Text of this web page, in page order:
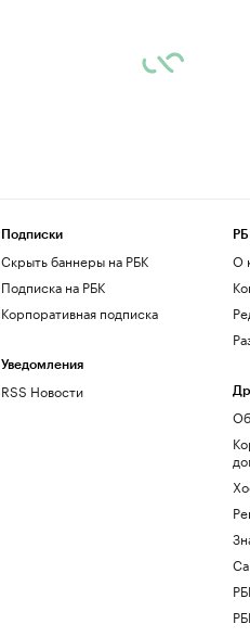
Подписки
Скрыть баннеры на РБК
Подписка на РБК
Корпоративная подписка
Уведомления
RSS Новости
О